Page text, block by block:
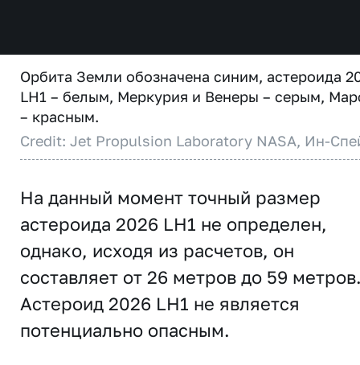
Орбита Земли обозначена синим, астероида
LH1 – белым, Меркурия и Венеры – серым,
– красным.
Credit: Jet Propulsion Laboratory NASA, Ин-
На данный момент точный размер
астероида 2026 LH1 не определен,
однако, исходя из расчетов, он
составляет от 26 метров до 59
Астероид 2026 LH1 не является
потенциально опасным.